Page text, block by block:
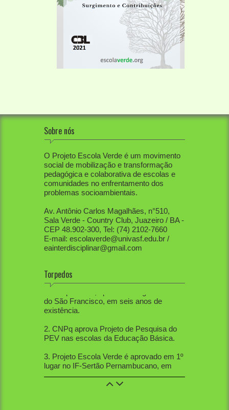
Sobre nós
O Projeto Escola Verde é um movimento
social de mobilização e transformação
pedagógica e colaborativa de escolas e
comunidades no enfrentamento dos
problemas socioambientais.
Av. Antônio Carlos Magalhães, n°510,
Sala Verde - Country Club, Juazeiro / BA -
CEP 48.902-300, Tel: (74) 2102-7660
E-mail: escolaverde@univasf.edu.br /
eainterdisciplinar@gmail.com
Torpedos
1. PEV já mobilizou diretamente mais de
80 mil pessoas, apenas na região do Vale
do São Francisco, em seis anos de
existência.
PEV nas escolas da Educação Básica.
lugar no IF-Sertão Pernambucano, em
Edital de Extensão.
4. PEV aprovou 12 trabalhos na Mostra